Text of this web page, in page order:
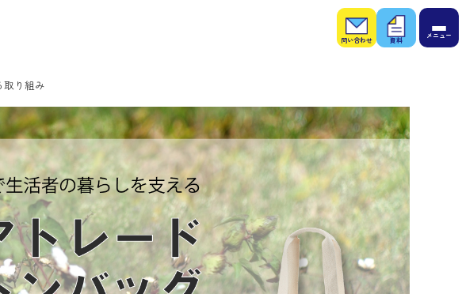
お問
い合
わせ
お役
立ち
資料
取り組み